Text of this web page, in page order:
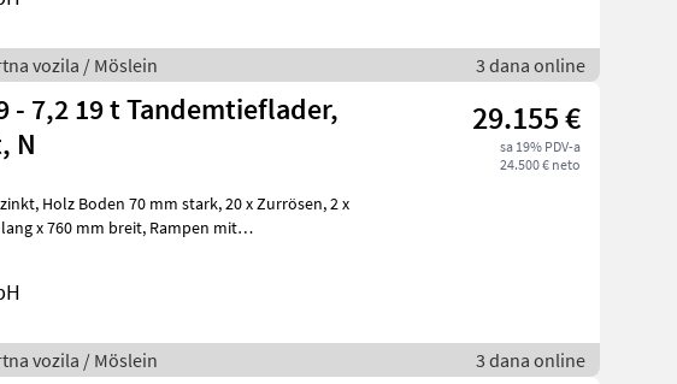
vozila / Möslein 3 dana online
- 7,2 19 t Tandemtieflader,
N
29.155 €
sa 19% PDV-a
24.500 € neto
2 x
mm breit, Rampen mit
vozila / Möslein 3 dana online